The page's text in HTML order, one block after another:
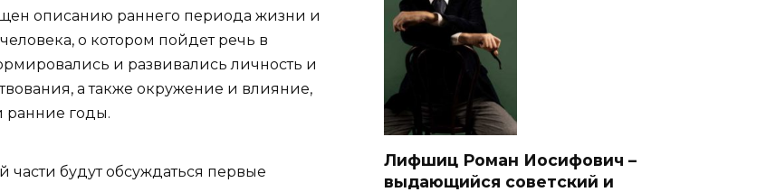
описанию раннего периода жизни и
о котором пойдет речь в
и развивались личность и
а также окружение и влияние,
ранние годы.
будут обсуждаться первые
Лифшиц Роман Иосифович –
выдающийся советский и